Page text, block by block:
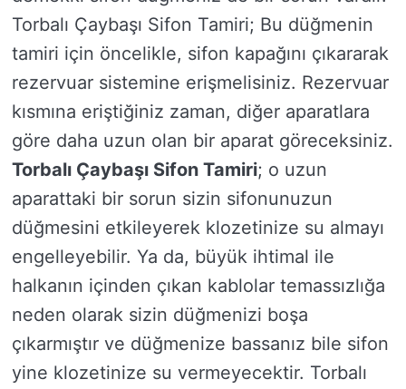
Torbalı Çaybaşı Sifon Tamiri; Bu düğmenin
tamiri için öncelikle, sifon kapağını çıkararak
rezervuar sistemine erişmelisiniz. Rezervuar
kısmına eriştiğiniz zaman, diğer aparatlara
göre daha uzun olan bir aparat göreceksiniz.
Torbalı Çaybaşı Sifon Tamiri; o uzun
aparattaki bir sorun sizin sifonunuzun
düğmesini etkileyerek klozetinize su almayı
engelleyebilir. Ya da, büyük ihtimal ile
halkanın içinden çıkan kablolar temassızlığa
neden olarak sizin düğmenizi boşa
çıkarmıştır ve düğmenize bassanız bile sifon
yine klozetinize su vermeyecektir. Torbalı